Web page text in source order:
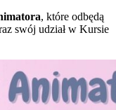
, które odbędą
swój udział w Kursie